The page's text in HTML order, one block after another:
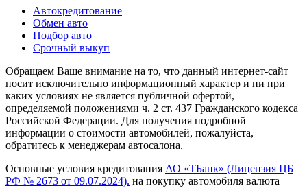
Автокредитование
Обмен авто
Подбор авто
Срочный выкуп
Обращаем Ваше внимание на то, что данный интернет-сайт
носит исключительно информационный характер и ни при
каких условиях не является публичной офертой,
определяемой положениями ч. 2 ст. 437 Гражданского кодекса
Российской Федерации. Для получения подробной
информации о стоимости автомобилей, пожалуйста,
обратитесь к менеджерам автосалона.
Основные условия кредитования АО «ТБанк» (Лицензия ЦБ
РФ № 2673 от 09.07.2024). на покупку автомобиля валюта